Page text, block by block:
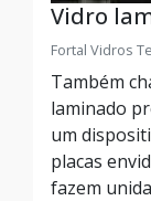
Vidro
Fortal Vidros
Também
laminado
um
placas
fazem